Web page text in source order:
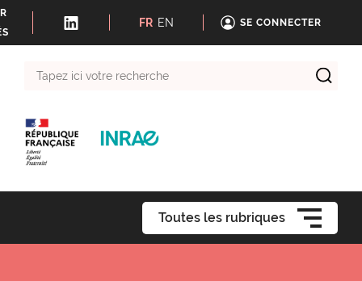
FR EN SE CONNECTER
Toutes les rubriques